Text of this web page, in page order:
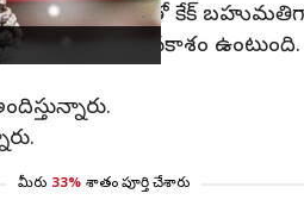
ప్రత్యేకమైన ఫ్లేవర్స్‌తో కేక్‌
రుచిచూసే అవకాశం ఉంటుంది.
మీరు 33% శాతం పూర్తి చేశారు